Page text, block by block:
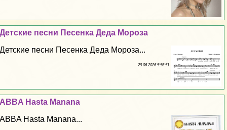
Детские песни Песенка Деда Мороза
Детские песни Песенка Деда Мороза...
29 06 2026 5:56:51
ABBA Hasta Manana
ABBA Hasta Manana...